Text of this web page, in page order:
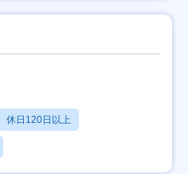
休日120日以上